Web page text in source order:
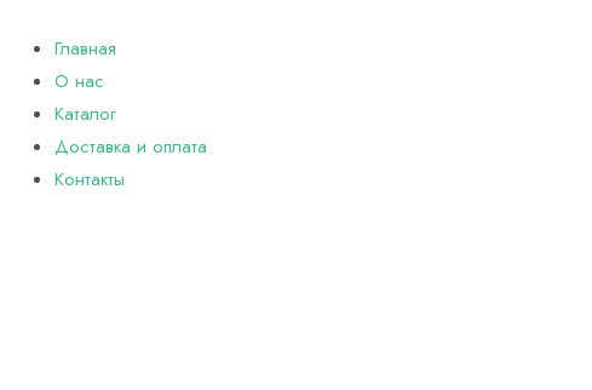
содержимому
Главная
О нас
Каталог
Доставка и оплата
Контакты